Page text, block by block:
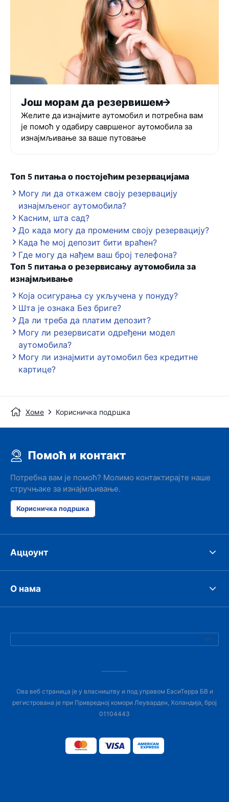
Још морам да резервишем
Желите да изнајмите аутомобил и потребна вам
је помоћ у одабиру савршеног аутомобила за
изнајмљивање за ваше путовање
Топ 5 питања о постојећим резервацијама
Могу ли да откажем своју резервацију
изнајмљеног аутомобила?
Касним, шта сад?
До када могу да променим своју резервацију?
Када ће мој депозит бити враћен?
Где могу да нађем ваш број телефона?
Топ 5 питања о резервисању аутомобила за
изнајмљивање
Која осигурања су укључена у понуду?
Шта је ознака Без бриге?
Да ли треба да платим депозит?
Могу ли резервисати одређени модел
аутомобила?
Могу ли изнајмити аутомобил без кредитне
картице?
Хоме Корисничка подршка
Помоћ и контакт
Потребна вам је помоћ? Молимо контактирајте наше
стручњаке за изнајмљивање.
Корисничка подршка
Аццоунт
О нама
Ова веб страница је у власништву и под управом ЕасиТерра БВ и
регистрована је при Привредној комори Леуварден, Холандија, број
01104443